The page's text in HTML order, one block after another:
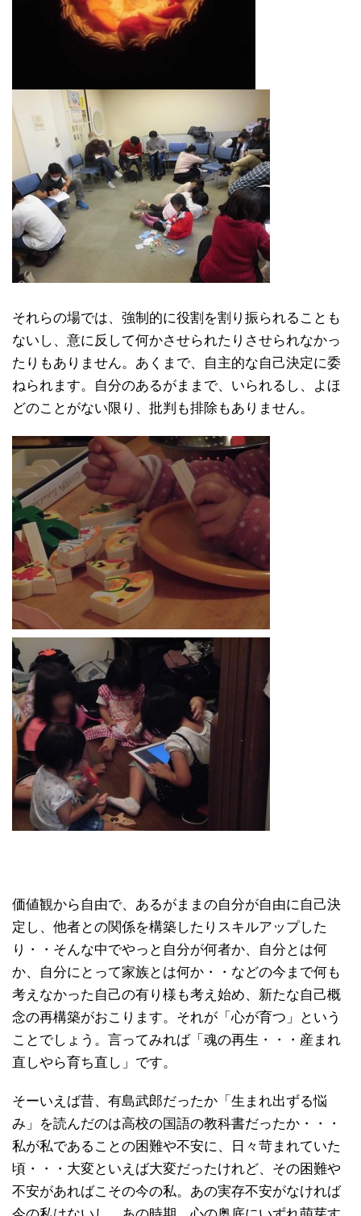
それらの場では、強制的に役割を割り振られることも
ないし、意に反して何かさせられたりさせられなかっ
たりもありません。あくまで、自主的な自己決定に委
ねられます。自分のあるがままで、いられるし、よほ
どのことがない限り、批判も排除もありません。
価値観から自由で、あるがままの自分が自由に自己決
定し、他者との関係を構築したりスキルアップした
り・・そんな中でやっと自分が何者か、自分とは何
か、自分にとって家族とは何か・・などの今まで何も
考えなかった自己の有り様も考え始め、新たな自己概
念の再構築がおこります。それが「心が育つ」という
ことでしょう。言ってみれば「魂の再生・・・産まれ
直しやら育ち直し」です。
そーいえば昔、有島武郎だったか「生まれ出ずる悩
み」を読んだのは高校の国語の教科書だったか・・・
私が私であることの困難や不安に、日々苛まれていた
頃・・・大変といえば大変だったけれど、その困難や
不安があればこその今の私。あの実存不安がなければ